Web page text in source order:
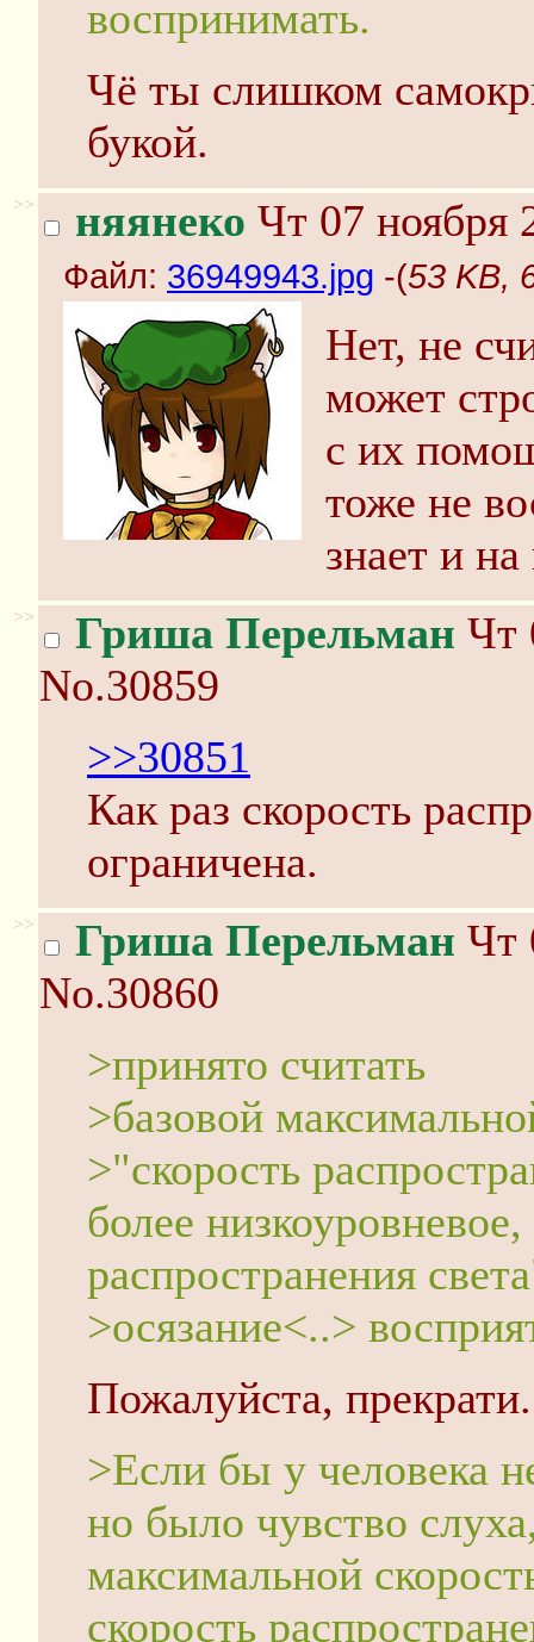
воспринимать.
Чё ты слишком
букой.
>> няянеко Чт 07 ноября
Файл: 36949943.jpg -(53 KB,
Нет, не
может
с их
тоже не
знает и на
>> Гриша Перельман Чт
No.30859
>>30851
Как раз скорость
ограничена.
>> Гриша Перельман Чт
No.30860
>принято считать
>базовой
>"скорость
более
распространения
>осязание<..>
Пожалуйста, прекрати.
>Если бы у человека
но было чувство
максимальной
скорость